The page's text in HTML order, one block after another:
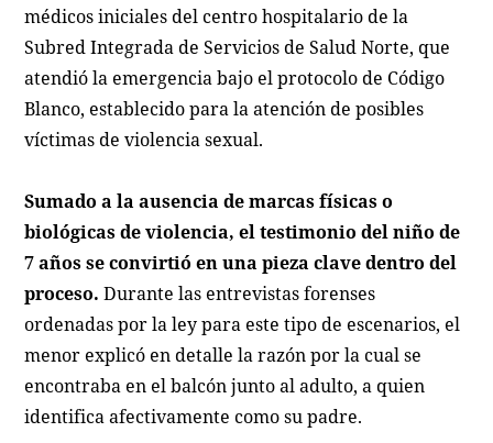
médicos iniciales del centro hospitalario de la
Subred Integrada de Servicios de Salud Norte, que
atendió la emergencia bajo el protocolo de Código
Blanco, establecido para la atención de posibles
víctimas de violencia sexual.
Sumado a la ausencia de marcas físicas o
biológicas de violencia, el testimonio del niño de
7 años se convirtió en una pieza clave dentro del
proceso.Durante las entrevistas forenses
ordenadas por la ley para este tipo de escenarios, el
menor explicó en detalle la razón por la cual se
encontraba en el balcón junto al adulto, a quien
identifica afectivamente como su padre.